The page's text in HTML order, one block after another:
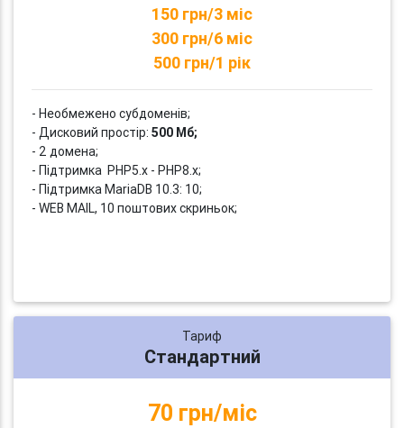
150 грн/3 міс
300 грн/6 міс
500 грн/1 рік
- Необмежено субдоменів;
- Дисковий простір: 500 Мб;
- 2 домена;
- Підтримка PHP5.x - PHP8.x;
- Підтримка MariaDB 10.3: 10;
- WEB MAIL, 10 поштових скриньок;
Тариф
Стандартний
70 грн/міс